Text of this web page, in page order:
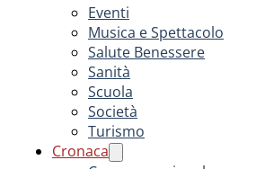
Eventi
Musica e Spettacolo
Salute Benessere
Sanità
Scuola
Società
Turismo
Cronaca